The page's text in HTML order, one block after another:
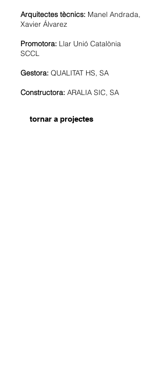
Arquitectes tècnics: Manel Andrada,
Xavier Álvarez
Promotora: Llar Unió Catalònia
SCCL
Gestora: QUALITAT HS, SA
Constructora: ARALIA SIC, SA
tornar a projectes